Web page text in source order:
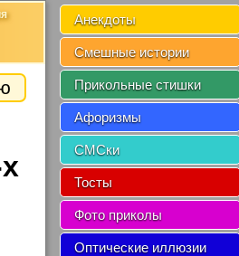
Анекдоты
Смешные истории
Прикольные стишки
Афоризмы
СМСки
Тосты
Фото приколы
Оптические иллюзии